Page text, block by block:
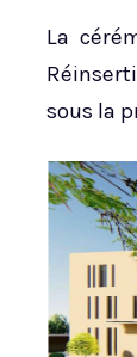
La
sous la